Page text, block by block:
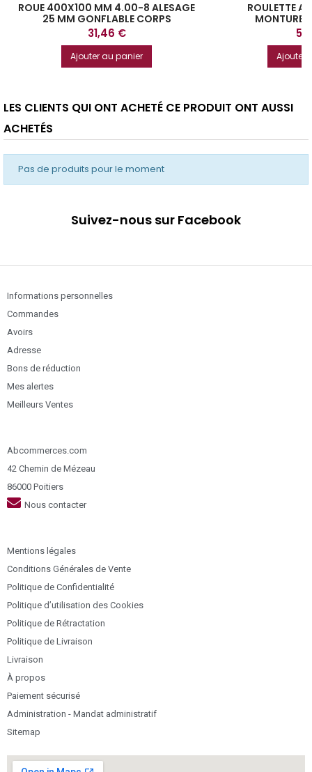
ROUE 400X100 MM 4.00-8 ALESAGE
25 MM GONFLABLE CORPS
PLASTIQUE
Prix
31,46 €
Ajouter au panier
ROULETTE
MONTURE
Prix
Ajouter
LES CLIENTS QUI ONT ACHETÉ CE PRODUIT ONT AUSSI
ACHETÉS
Pas de produits pour le moment
Suivez-nous sur Facebook
Informations personnelles
Commandes
Avoirs
Adresse
Bons de réduction
Mes alertes
Meilleurs Ventes
Abcommerces.com
42 Chemin de Mézeau
86000 Poitiers
Nous contacter
Mentions légales
Conditions Générales de Vente
Politique de Confidentialité
Politique d’utilisation des Cookies
Politique de Rétractation
Politique de Livraison
Livraison
À propos
Paiement sécurisé
Administration - Mandat administratif
Sitemap